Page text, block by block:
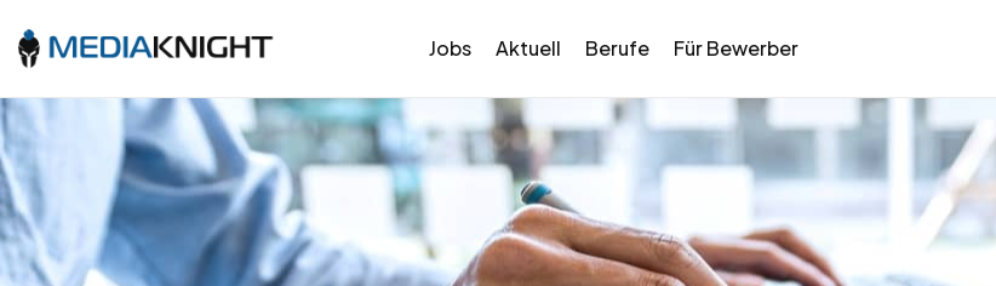
Jobs Aktuell Berufe Für Bewerber